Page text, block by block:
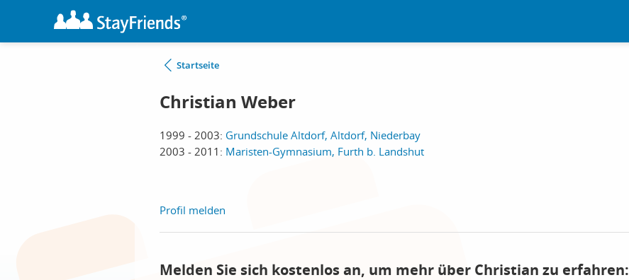
Startseite
Christian Weber
1999 - 2003: Grundschule Altdorf, Altdorf, Niederbay
2003 - 2011: Maristen-Gymnasium, Furth b. Landshut
Profil melden
Melden Sie sich kostenlos an, um mehr über Christian zu erfahren: